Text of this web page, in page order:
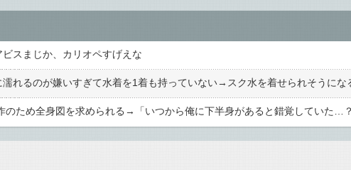
ビスまじか、カリオペすげえな
濡れるのが嫌いすぎて水着を1着も持っていない→スク水を着せられそうにな
のため全身図を求められる→「いつから俺に下半身があると錯覚していた…？